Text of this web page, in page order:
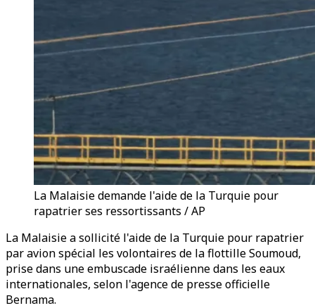
La Malaisie demande l'aide de la Turquie pour
rapatrier ses ressortissants / AP
La Malaisie a sollicité l'aide de la Turquie pour rapatrier
par avion spécial les volontaires de la flottille Soumoud,
prise dans une embuscade israélienne dans les eaux
internationales, selon l'agence de presse officielle
Bernama.